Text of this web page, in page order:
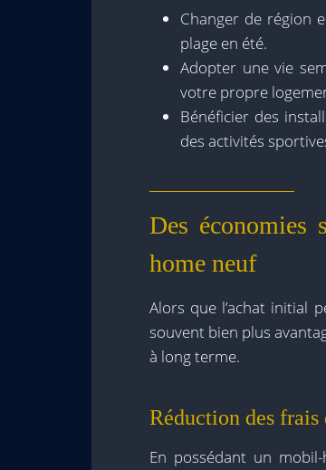
Changer de région
plage en été.
Adopter une vie
votre propre
Bénéficier des
des activités
Des économies
home neuf
Alors que l’achat initial
souvent bien plus
à long terme.
Réduction des frais
En possédant un